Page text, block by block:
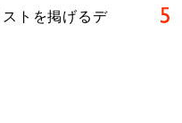
トを掲げるデ